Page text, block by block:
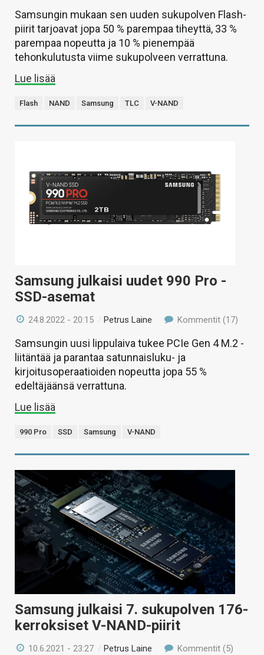
Samsungin mukaan sen uuden sukupolven Flash-
piirit tarjoavat jopa 50 % parempaa tiheyttä, 33 %
parempaa nopeutta ja 10 % pienempää
tehonkulutusta viime sukupolveen verrattuna.
Lue lisää
Flash NAND Samsung TLC V-NAND
Samsung julkaisi uudet 990 Pro -
SSD-asemat
24.8.2022 - 20:15 /Petrus Laine Kommentit (17)
Samsungin uusi lippulaiva tukee PCIe Gen 4 M.2 -
liitäntää ja parantaa satunnaisluku- ja
kirjoitusoperaatioiden nopeutta jopa 55 %
edeltäjäänsä verrattuna.
Lue lisää
990 Pro SSD Samsung V-NAND
Samsung julkaisi 7. sukupolven 176-
kerroksiset V-NAND-piirit
10.6.2021 - 23:27 / Petrus Laine Kommentit (5)